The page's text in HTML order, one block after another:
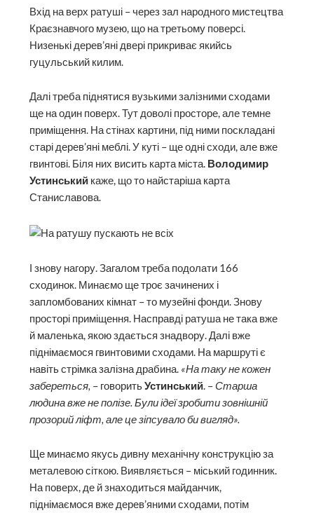
Вхід на верх ратуші – через зал народного мистецтва
Краєзнавчого музею, що на третьому поверсі.
Низенькі дерев’яні двері прикриває якийсь
гуцульський килим.
Далі треба піднятися вузькими залізними сходами
ще на один поверх. Тут доволі просторе, але темне
приміщення. На стінах картини, під ними поскладані
старі дерев’яні меблі. У куті – ще одні сходи, але вже
гвинтові. Біля них висить карта міста. Володимир
Устинський каже, що то найстаріша карта
Станиславова.
І знову нагору. Загалом треба подолати 166
сходинок. Минаємо ще троє зачинених і
запломбованих кімнат – то музейні фонди. Знову
просторі приміщення. Насправді ратуша не така вже
й маленька, якою здається знадвору. Далі вже
піднімаємося гвинтовими сходами. На маршруті є
навіть стрімка залізна драбина. «На таку не кожен
забереться, – говоритьУстинський. –Старша
людина вже не полізе. Були ідеї зробити зовнішній
прозорий ліфт, але це зіпсувало би вигляд».
Ще минаємо якусь дивну механічну конструкцію за
металевою сіткою. Виявляється – міський годинник.
На поверх, де й знаходиться майданчик,
піднімаємося вже дерев’яними сходами, потім